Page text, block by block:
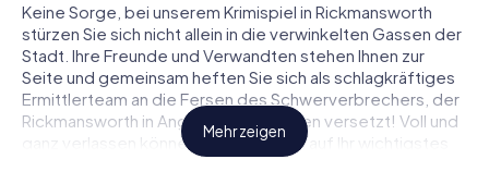
Keine Sorge, bei unserem Krimispiel in Rickmansworth
stürzen Sie sich nicht allein in die verwinkelten Gassen der
Stadt. Ihre Freunde und Verwandten stehen Ihnen zur
Seite und gemeinsam heften Sie sich als schlagkräftiges
Ermittlerteam an die Fersen des Schwerverbrechers, der
Rickmansworth in Angst und Schrecken versetzt! Voll und
ganz verlassen können Sie sich dabei auf Ihr wichtigstes
Ermittlerutensil, Ihr Smartphone. Mittels GPS-Navigation
Mehr zeigen